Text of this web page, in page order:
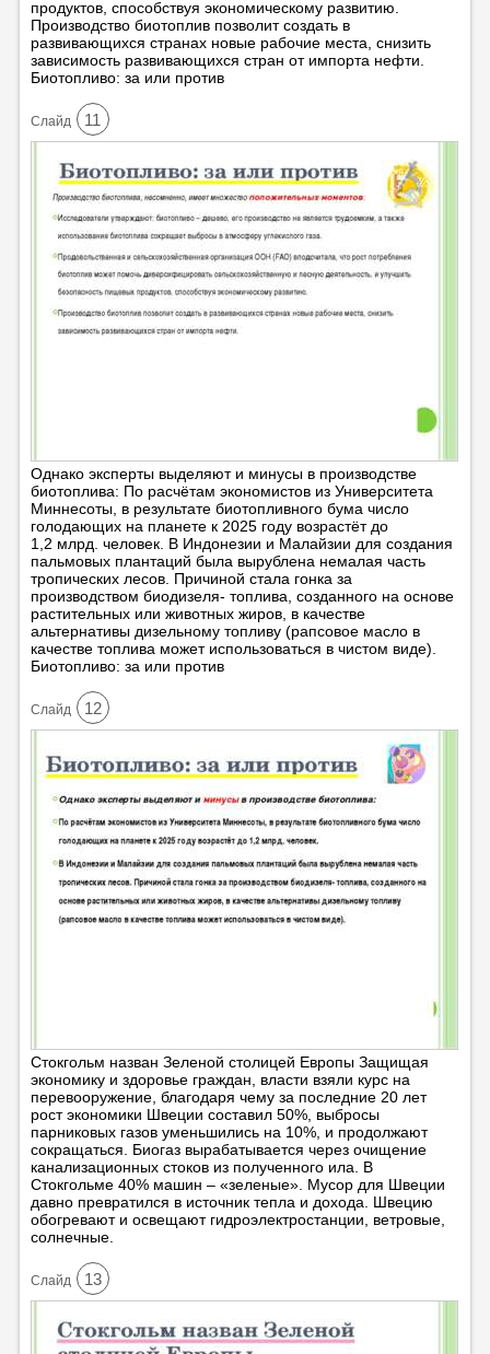
продуктов, способствуя экономическому развитию.
Производство биотоплив позволит создать в
развивающихся странах новые рабочие места, снизить
зависимость развивающихся стран от импорта нефти.
Биотопливо: за или против
Cлайд 11
Однако эксперты выделяют и минусы в производстве
биотоплива: По расчётам экономистов из Университета
Миннесоты, в результате биотопливного бума число
голодающих на планете к 2025 году возрастёт до
1,2 млрд. человек. В Индонезии и Малайзии для создания
пальмовых плантаций была вырублена немалая часть
тропических лесов. Причиной стала гонка за
производством биодизеля- топлива, созданного на основе
растительных или животных жиров, в качестве
альтернативы дизельному топливу (рапсовое масло в
качестве топлива может использоваться в чистом виде).
Биотопливо: за или против
Cлайд 12
Стокгольм назван Зеленой столицей Европы Защищая
экономику и здоровье граждан, власти взяли курс на
перевооружение, благодаря чему за последние 20 лет
рост экономики Швеции составил 50%, выбросы
парниковых газов уменьшились на 10%, и продолжают
сокращаться. Биогаз вырабатывается через очищение
канализационных стоков из полученного ила. В
Стокгольме 40% машин – «зеленые». Мусор для Швеции
давно превратился в источник тепла и дохода. Швецию
обогревают и освещают гидроэлектростанции, ветровые,
солнечные.
Cлайд 13